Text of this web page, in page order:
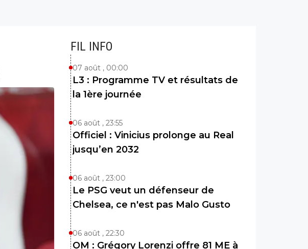
FIL INFO
07 août , 00:00
L3 : Programme TV et résultats de
la 1ère journée
06 août , 23:55
Officiel : Vinicius prolonge au Real
jusqu’en 2032
06 août , 23:00
Le PSG veut un défenseur de
Chelsea, ce n'est pas Malo Gusto
06 août , 22:30
OM : Grégory Lorenzi offre 81 ME à